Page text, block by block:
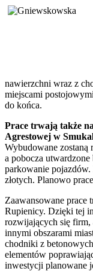
nawierzchni wraz z
miejscami
do końca.
Prace trwają także
Agrestowej w
Wybudowane zostaną
a pobocza
parkowanie
złotych. Planowo
Zaawansowane prace
Rupienicy. Dzięki tej
rozwijających się firm,
innymi obszarami
chodniki z
elementów
inwestycji planowane